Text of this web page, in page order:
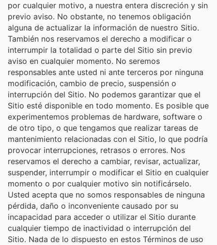
por cualquier motivo, a nuestra entera discreción y sin
previo aviso. No obstante, no tenemos obligación
alguna de actualizar la información de nuestro Sitio.
También nos reservamos el derecho a modificar o
interrumpir la totalidad o parte del Sitio sin previo
aviso en cualquier momento. No seremos
responsables ante usted ni ante terceros por ninguna
modificación, cambio de precio, suspensión o
interrupción del Sitio. No podemos garantizar que el
Sitio esté disponible en todo momento. Es posible que
experimentemos problemas de hardware, software o
de otro tipo, o que tengamos que realizar tareas de
mantenimiento relacionadas con el Sitio, lo que podría
provocar interrupciones, retrasos o errores. Nos
reservamos el derecho a cambiar, revisar, actualizar,
suspender, interrumpir o modificar el Sitio en cualquier
momento o por cualquier motivo sin notificárselo.
Usted acepta que no somos responsables de ninguna
pérdida, daño o inconveniente causado por su
incapacidad para acceder o utilizar el Sitio durante
cualquier tiempo de inactividad o interrupción del
Sitio. Nada de lo dispuesto en estos Términos de uso